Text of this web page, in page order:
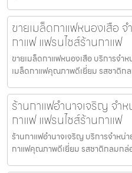
ขายเมล็ดกาแฟหนองเสือ
กาแฟ แฟรนไชส์ร้านกาแฟ
ขายเมล็ดกาแฟหนองเสือ บริการจำ
เมล็ดกาแฟคุณภาพดีเยี่ยม รสชาติก
ร้านกาแฟอำนาจเจริญ จ
กาแฟ แฟรนไชส์ร้านกาแฟ
ร้านกาแฟอำนาจเจริญ บริการจำหน่
กาแฟคุณภาพดีเยี่ยม รสชาติกลมกล่